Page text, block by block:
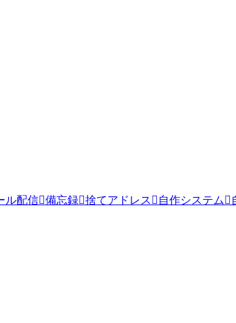
ル配信 備忘録 捨てアドレス 自作システム